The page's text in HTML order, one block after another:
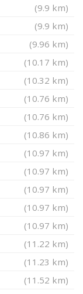
(9.9 km)
(9.9 km)
(9.96 km)
(10.17 km)
(10.32 km)
(10.76 km)
(10.76 km)
(10.86 km)
(10.97 km)
(10.97 km)
(10.97 km)
(10.97 km)
(10.97 km)
(11.22 km)
(11.23 km)
(11.52 km)